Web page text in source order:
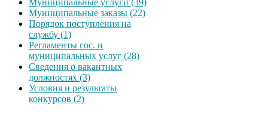
Муниципальные заказы (22)
Порядок поступления на
службу (1)
Регламенты гос. и
муниципальных услуг (28)
Сведения о вакантных
должностях (3)
Условия и результаты
конкурсов (2)